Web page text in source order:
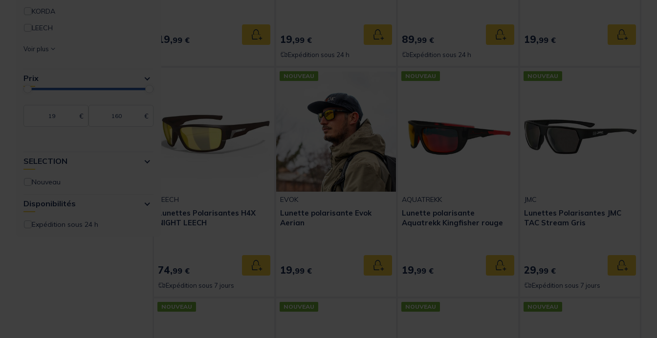
KORDA
LEECH
MACK2
PACIFIC PECHE
WESTIN
Voir plus
Prix
€ €
SELECTION
Nouveau
Disponibilités
Expédition sous 24 h
19,99 € Ajouter au panier
19,99 € Ajouter au panier
Expédition sous 24 h
89,99 € Ajouter au panier
Expédition sous 24 h
19,99 € Ajouter
LEECH
Lunettes Polarisantes H4X
NIGHT LEECH
74,99 € Ajouter au panier
Expédition sous 7 jours
NOUVEAU
EVOK
Lunette polarisante Evok
Aerian
19,99 € Ajouter au panier
NOUVEAU
AQUATREKK
Lunette polarisante
Aquatrekk Kingfisher rouge
19,99 € Ajouter au panier
NOUVEAU
JMC
Lunettes Polarisantes JMC
TAC Stream Gris
29,99 € Ajouter
Expédition sous 7 jours
NOUVEAU NOUVEAU NOUVEAU NOUVEAU